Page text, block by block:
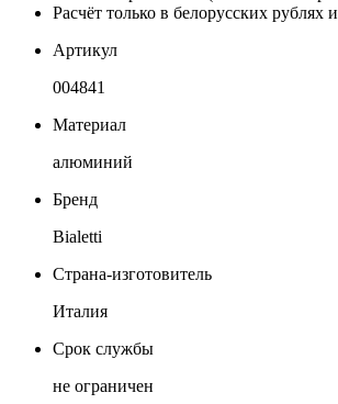
Расчёт только в белорусских рублях и
Артикул
004841
Материал
алюминий
Бренд
Bialetti
Страна-изготовитель
Италия
Срок службы
не ограничен